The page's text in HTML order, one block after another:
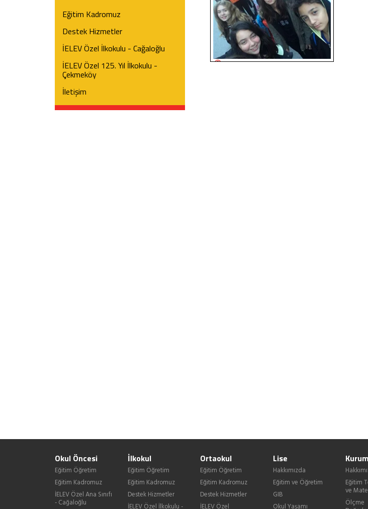
Eğitim Kadromuz
Destek Hizmetler
İELEV Özel İlkokulu - Cağaloğlu
İELEV Özel 125. Yıl İlkokulu -
Çekmeköy
İletişim
Okul Öncesi
Eğitim Öğretim
Eğitim Kadromuz
İELEV Özel Ana Sınıfı
- Cağaloğlu
İlkokul
Eğitim Öğretim
Eğitim Kadromuz
Destek Hizmetler
İELEV Özel İlkokulu -
Ortaokul
Eğitim Öğretim
Eğitim Kadromuz
Destek Hizmetler
İELEV Özel
Lise
Hakkımızda
Eğitim ve Öğretim
GIB
Okul Yaşamı
Eğitim
ve
Ölçme